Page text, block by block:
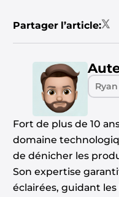
Partager l’article:
Fort de plus de 10
domaine
de dénicher les
Son expertise
éclairées, guidant